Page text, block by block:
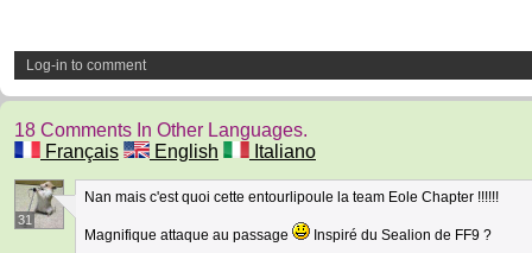
Log-in to comment
18 Comments In Other Languages.
Français
English Italiano
31
Nan mais c'est quoi cette entourlipoule la team Eole Chapter !!!!!!
Magnifique attaque au passage
Inspiré du Sealion de FF9 ?